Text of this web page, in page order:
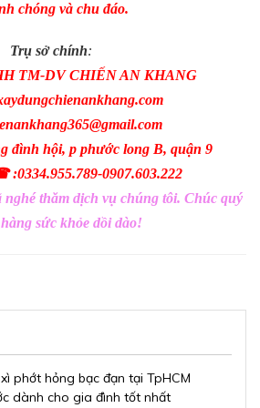
chóng và chu đáo.
Trụ sở chính:
TM-DV CHIẾN AN KHANG
đình hội, p phước long B, quận 9
0907.603.222
thăm dịch vụ chúng tôi. Chúc quý
sức khỏe dồi dào!
phớt hỏng bạc đạn tại TpHCM
dành cho gia đình tốt nhất